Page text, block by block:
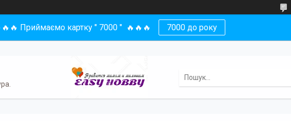
Приймаємо картку " 7000 " 🔥🔥🔥 7000 до року